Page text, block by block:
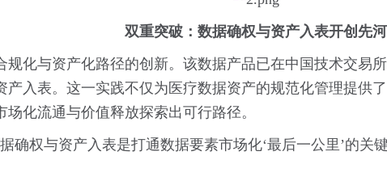
双重突破：数据确权与资产入表开创先河
规化与资产化路径的创新。该数据产品已在中国技术交易
产入表。这一实践不仅为医疗数据资产的规范化管理提供
化流通与价值释放探索出可行路径。
确权与资产入表是打通数据要素市场化‘最后一公里’的